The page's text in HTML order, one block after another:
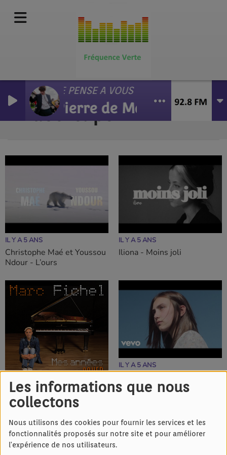
Les informations que nous
collectons
Nous utilisons des cookies pour fournir les services et les
fonctionnalités proposés sur notre site et pour améliorer
l'expérience de nos utilisateurs.
JE PENSE A VOUS
Pierre de Maere
Vidéo-clips
IL Y A 5 ANS
Christophe Maé et Youssou
Ndour - L’ours
IL Y A 5 ANS
Iliona - Moins joli
IL Y A 5 ANS
Marc Fichel - Manureva
IL Y A 5 ANS